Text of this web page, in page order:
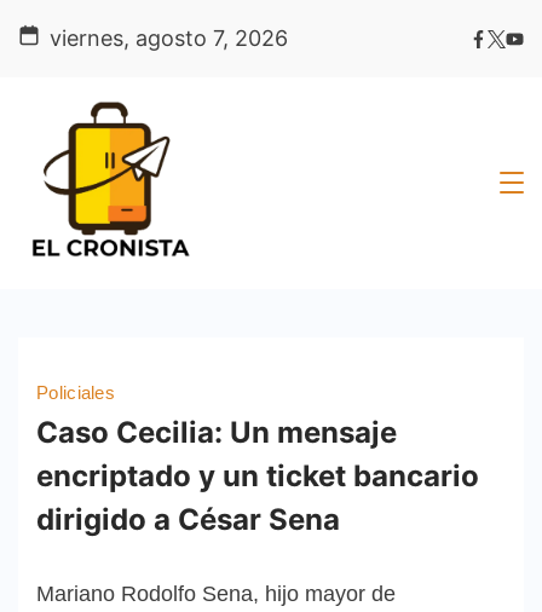
viernes, agosto 7, 2026
Policiales
Caso Cecilia: Un mensaje
encriptado y un ticket bancario
dirigido a César Sena
Mariano Rodolfo Sena, hijo mayor de